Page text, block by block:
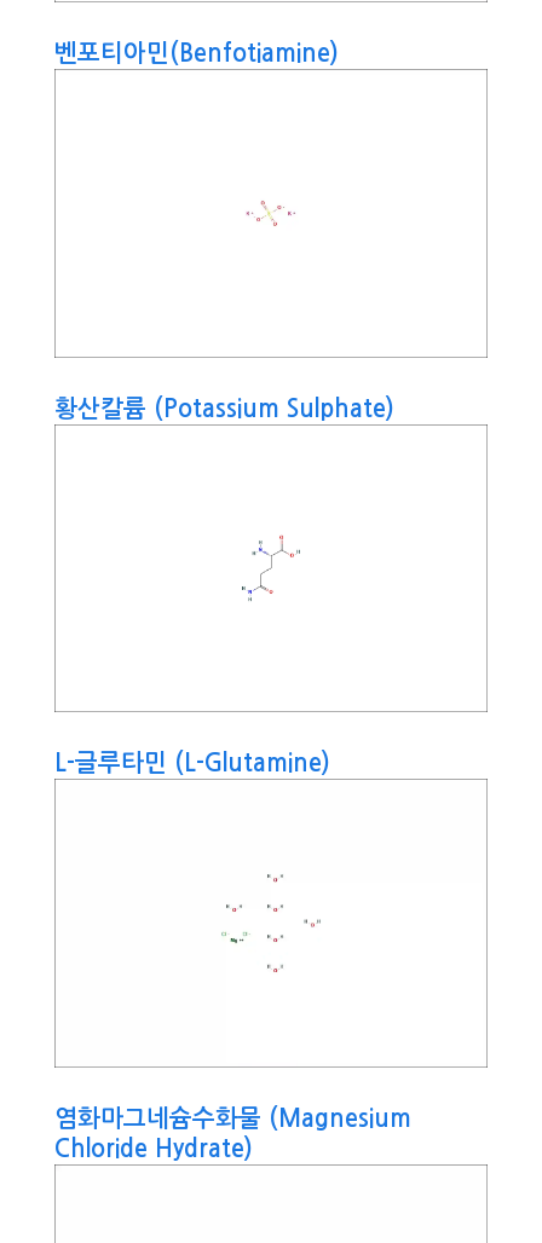
벤포티아민(Benfotiamine)
황산칼륨 (Potassium Sulphate)
L-글루타민 (L-Glutamine)
염화마그네슘수화물 (Magnesium
Chloride Hydrate)